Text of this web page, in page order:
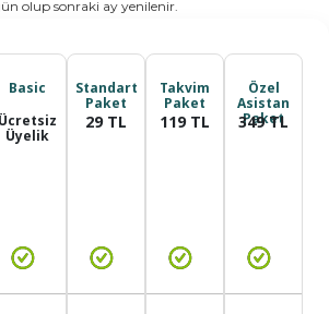
olup sonraki ay yenilenir.
Basic
Ücretsiz
Üyelik
Standart
Paket
29TL
Takvim
Paket
119TL
Özel
Asistan
Paket
349TL